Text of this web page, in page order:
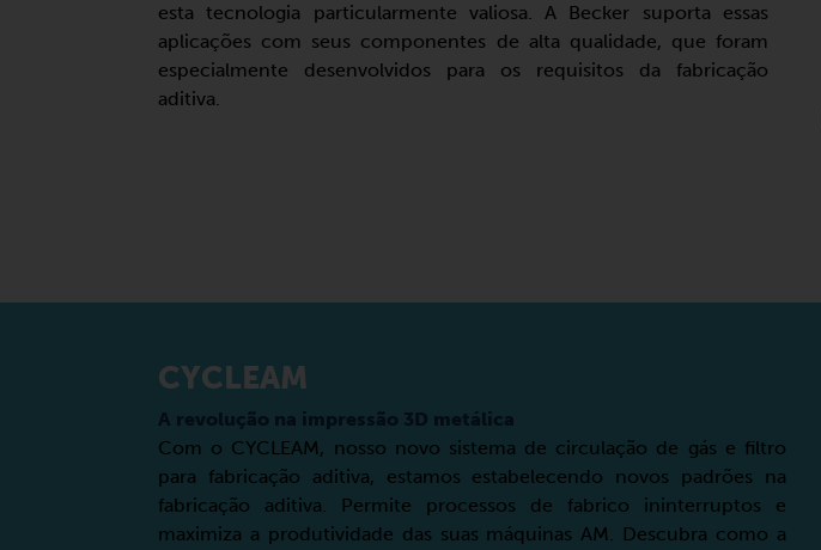
esta tecnologia particularmente valiosa. A Becker suporta essas
aplicações com seus componentes de alta qualidade, que foram
especialmente desenvolvidos para os requisitos da fabricação
aditiva.
CYCLEAM
A revolução na impressão 3D metálica
Com o CYCLEAM, nosso novo sistema de circulação de gás e filtro
para fabricação aditiva, estamos estabelecendo novos padrões na
fabricação aditiva. Permite processos de fabrico ininterruptos e
maximiza a produtividade das suas máquinas AM. Descubra como a